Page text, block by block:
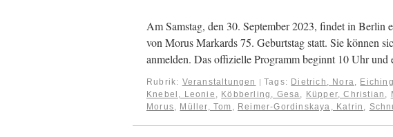
Am Samstag, den 30. September 2023, findet in Berlin
von Morus Markards 75. Geburtstag statt. Sie können
anmelden. Das offizielle Programm beginnt 10 Uhr
Rubrik: Veranstaltungen | Tags: Dietrich, Nora,
Knebel, Leonie , Köbberling, Gesa, Küpper, Christian ,
Morus, Müller, Tom , Reimer-Gordinskaya, Katrin ,